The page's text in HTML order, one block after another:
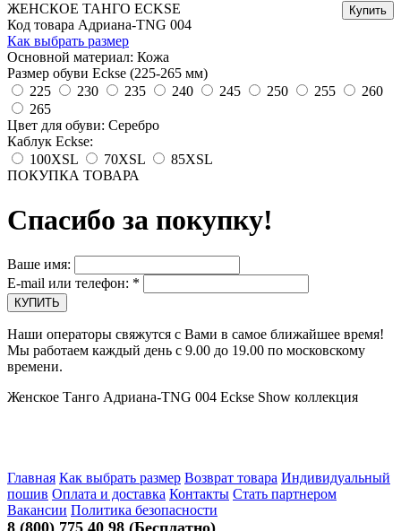
ЖЕНСКОЕ ТАНГО ECKSE
Код товара Адриана-TNG 004
Как выбрать размер
Основной материал: Кожа
Размер обуви Eckse (225-265 мм)
225
230 235 240 245 250 255
260
265
Цвет для обуви: Серебро
Каблук Eckse:
100XSL
70XSL
85XSL
ПОКУПКА ТОВАРА
Спасибо за покупку!
Ваше имя:
E-mail или телефон: *
Наши операторы свяжутся с Вами в самое ближайшее время!
Мы работаем каждый день с 9.00 до 19.00 по московскому
времени.
Женское Танго Адриана-TNG 004 Eckse Show коллекция
Главная Как выбрать размер Возврат товара Индивидуальный
пошив Оплата и доставка Контакты Стать партнером
Вакансии Политика безопасности